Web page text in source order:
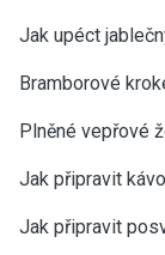
Jak upéct
Bramborové
Plněné vepřové
Jak připravit
Jak připravit